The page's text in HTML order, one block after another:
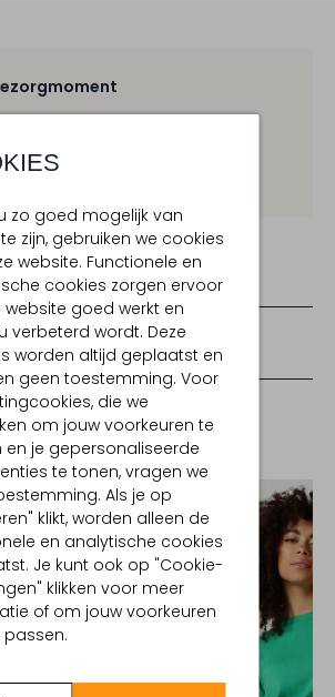
zo goed mogelijk van
zijn, gebruiken we cookies
website. Functionele en
cookies zorgen ervoor
goed werkt en
verbeterd wordt. Deze
worden altijd geplaatst en
geen toestemming. Voor
die we
om jouw voorkeuren te
en je gepersonaliseerde
te tonen, vragen we
Als je op
klikt, worden alleen de
en analytische cookies
Je kunt ook op "Cookie-
klikken voor meer
of om jouw voorkeuren
binnen 30 dagen
COMPLEET